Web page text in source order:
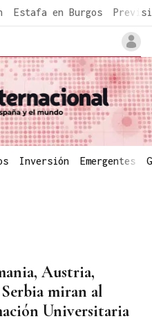
Estafa en Burgos
Inversión Emergentes
Austria,
miran al
Universitaria